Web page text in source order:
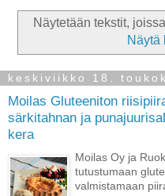
Näytetään tekstit,
Näytä
keskiviikko 18.
Moilas Gluteeniton
särkitahnan ja
kera
Moilas Oy ja
tutustumaan
valmistamaan